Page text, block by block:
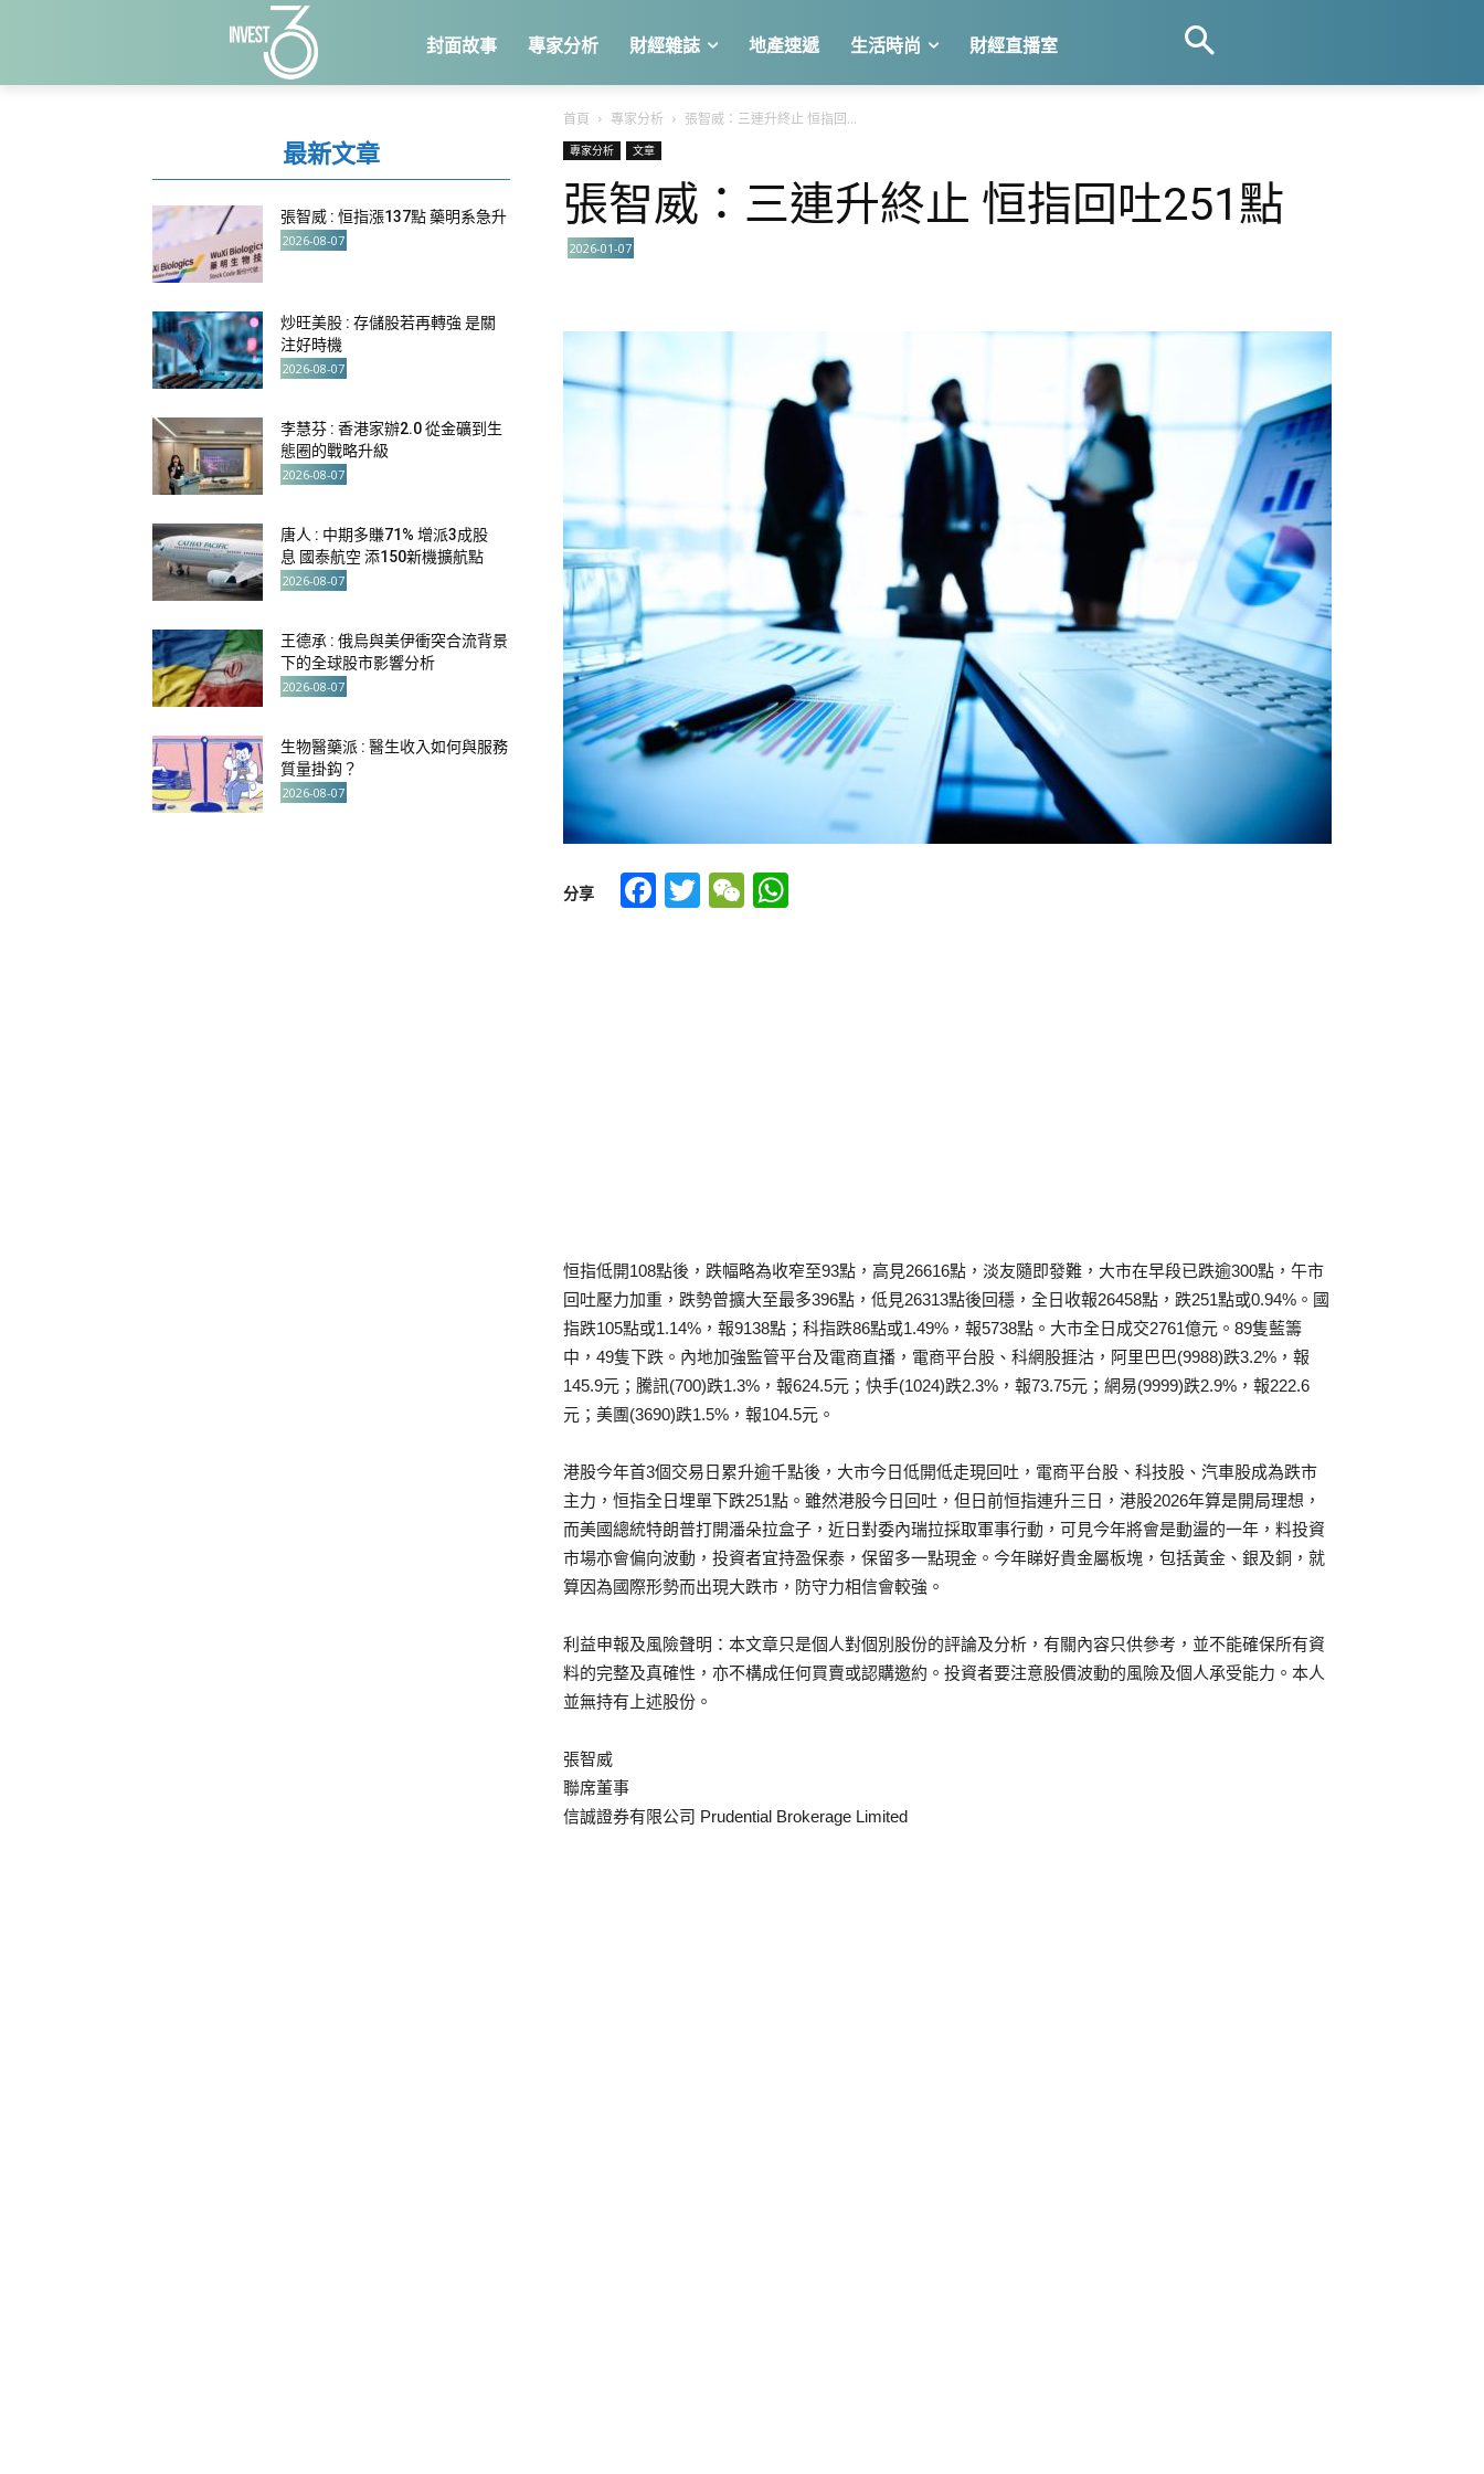
封面故事 專家分析 財經雜誌 地產速遞 生活時尚 財經直播室
首頁 專家分析 張智威：三連升終止 恒指回...
專家分析 文章
張智威：三連升終止 恒指回吐251點
2026-01-07
分享 Facebook
TwitterWeChat
恒指低開108點後，跌幅略為收窄至93點，高見26616點，淡友隨即發難，大市在早段已跌逾300點，午市
回吐壓力加重，跌勢曾擴大至最多396點，低見26313點後回穩，全日收報26458點，跌251點或0.94%。國
指跌105點或1.14%，報9138點；科指跌86點或1.49%，報5738點。大市全日成交2761億元。89隻藍籌
中，49隻下跌。內地加強監管平台及電商直播，電商平台股、科網股捱沽，阿里巴巴(9988)跌3.2%，報
145.9元；騰訊(700)跌1.3%，報624.5元；快手(1024)跌2.3%，報73.75元；網易(9999)跌2.9%，報222.6
元；美團(3690)跌1.5%，報104.5元。
港股今年首3個交易日累升逾千點後，大市今日低開低走現回吐，電商平台股、科技股、汽車股成為跌市
主力，恒指全日埋單下跌251點。雖然港股今日回吐，但日前恒指連升三日，港股2026年算是開局理想，
而美國總統特朗普打開潘朵拉盒子，近日對委內瑞拉採取軍事行動，可見今年將會是動盪的一年，料投資
市場亦會偏向波動，投資者宜持盈保泰，保留多一點現金。今年睇好貴金屬板塊，包括黃金、銀及銅，就
算因為國際形勢而出現大跌市，防守力相信會較強。
利益申報及風險聲明：本文章只是個人對個別股份的評論及分析，有關內容只供參考，並不能確保所有資
料的完整及真確性，亦不構成任何買賣或認購邀約。投資者要注意股價波動的風險及個人承受能力。本人
並無持有上述股份。
張智威
聯席董事
信誠證券有限公司 Prudential Brokerage Limited
最新文章
張智威 : 恒指漲137點 藥明系急升
2026-08-07
炒旺美股 : 存儲股若再轉強 是關
注好時機
2026-08-07
李慧芬 : 香港家辦2.0 從金礦到生
態圈的戰略升級
2026-08-07
唐人 : 中期多賺71% 增派3成股
息 國泰航空 添150新機擴航點
2026-08-07
王德承 : 俄烏與美伊衝突合流背景
下的全球股市影響分析
2026-08-07
生物醫藥派 : 醫生收入如何與服務
質量掛鈎？
2026-08-07